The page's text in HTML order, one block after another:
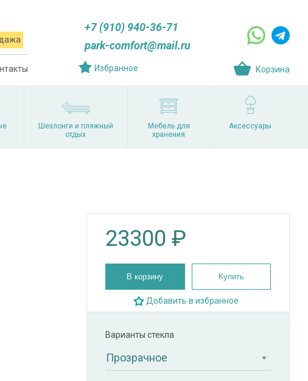
+7 (910) 940-36-71
park-comfort@mail.ru
Избранное Корзина
Шезлонги и пляжный
отдых
Мебель для
хранения
Аксессуары
23300 ₽
В корзину Купить
Добавить в избранное
Варианты стекла
Прозрачное